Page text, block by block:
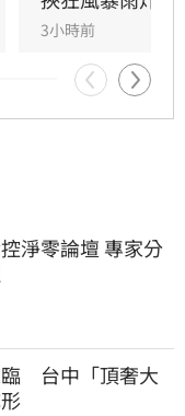
3小時前
淨零論壇 專家分
　台中「頂奢大